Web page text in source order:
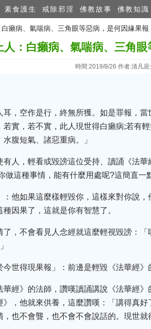
素食護生 戒除邪淫 佛教故事 佛教知識
癩病、氣喘病、三角眼等惡病，是何因緣果報
人：白癩病、氣喘病、三角
時間:2019/8/26 作者:清凡居
耳，空作是行，終無所獲。如是罪報，
實，若不實，此人現世得白癩病;若有
腹短氣、諸惡重病。」
有人，輕看或毀謗這位受持、讀誦《法
做這種事情，能有什麼用處呢?這簡直一
：他如果這麼樣輕毀你，這樣來對你說
因果了，這就是你有智慧了。
，不會看見人念經就這麼輕視毀謗：
今世得現果報」：前邊是輕毀《法華經
經》的法師，讚嘆讀誦講說《法華經
》，他就來供養，這麼讚嘆：「講得真
也不會聾，也不會不會說話的。現世就